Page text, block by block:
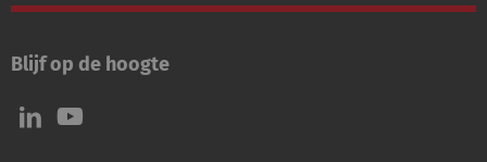
Blijf op de hoogte
Volg
ons
Volg
ons